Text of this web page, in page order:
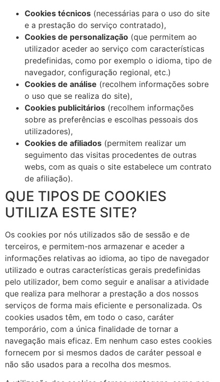
Cookies técnicos (necessárias para o uso do site
e a prestação do serviço contratado),
Cookies de personalização (que permitem ao
utilizador aceder ao serviço com características
predefinidas, como por exemplo o idioma, tipo de
navegador, configuração regional, etc.)
Cookies de análise (recolhem informações sobre
o uso que se realiza do site),
Cookies publicitários (recolhem informações
sobre as preferências e escolhas pessoais dos
utilizadores),
Cookies de afiliados (permitem realizar um
seguimento das visitas procedentes de outras
webs, com as quais o site estabelece um contrato
de afiliação).
QUE TIPOS DE COOKIES
UTILIZA ESTE SITE?
Os cookies por nós utilizados são de sessão e de
terceiros, e permitem-nos armazenar e aceder a
informações relativas ao idioma, ao tipo de navegador
utilizado e outras características gerais predefinidas
pelo utilizador, bem como seguir e analisar a atividade
que realiza para melhorar a prestação a dos nossos
serviços de forma mais eficiente e personalizada. Os
cookies usados têm, em todo o caso, caráter
temporário, com a única finalidade de tornar a
navegação mais eficaz. Em nenhum caso estes cookies
fornecem por si mesmos dados de caráter pessoal e
não são usados para a recolha dos mesmos.